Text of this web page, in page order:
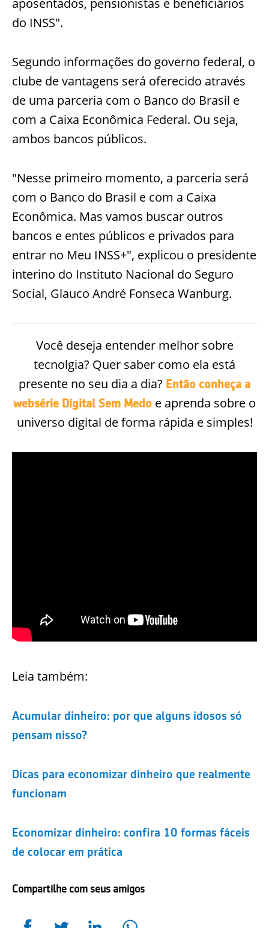
do INSS".
Segundo informações do governo federal, o
clube de vantagens será oferecido através
de uma parceria com o Banco do Brasil e
com a Caixa Econômica Federal. Ou seja,
ambos bancos públicos.
"Nesse primeiro momento, a parceria será
com o Banco do Brasil e com a Caixa
Econômica. Mas vamos buscar outros
bancos e entes públicos e privados para
entrar no Meu INSS+", explicou o presidente
interino do Instituto Nacional do Seguro
Social, Glauco André Fonseca Wanburg.
Você deseja entender melhor sobre
tecnolgia? Quer saber como ela está
presente no seu dia a dia? Então conheça a
websérie Digital Sem Medo e aprenda sobre o
universo digital de forma rápida e simples!
Leia também:
Acumular dinheiro: por que alguns idosos só
pensam nisso?
Dicas para economizar dinheiro que realmente
funcionam
Economizar dinheiro: confira 10 formas fáceis
de colocar em prática
Compartilhe com seus amigos